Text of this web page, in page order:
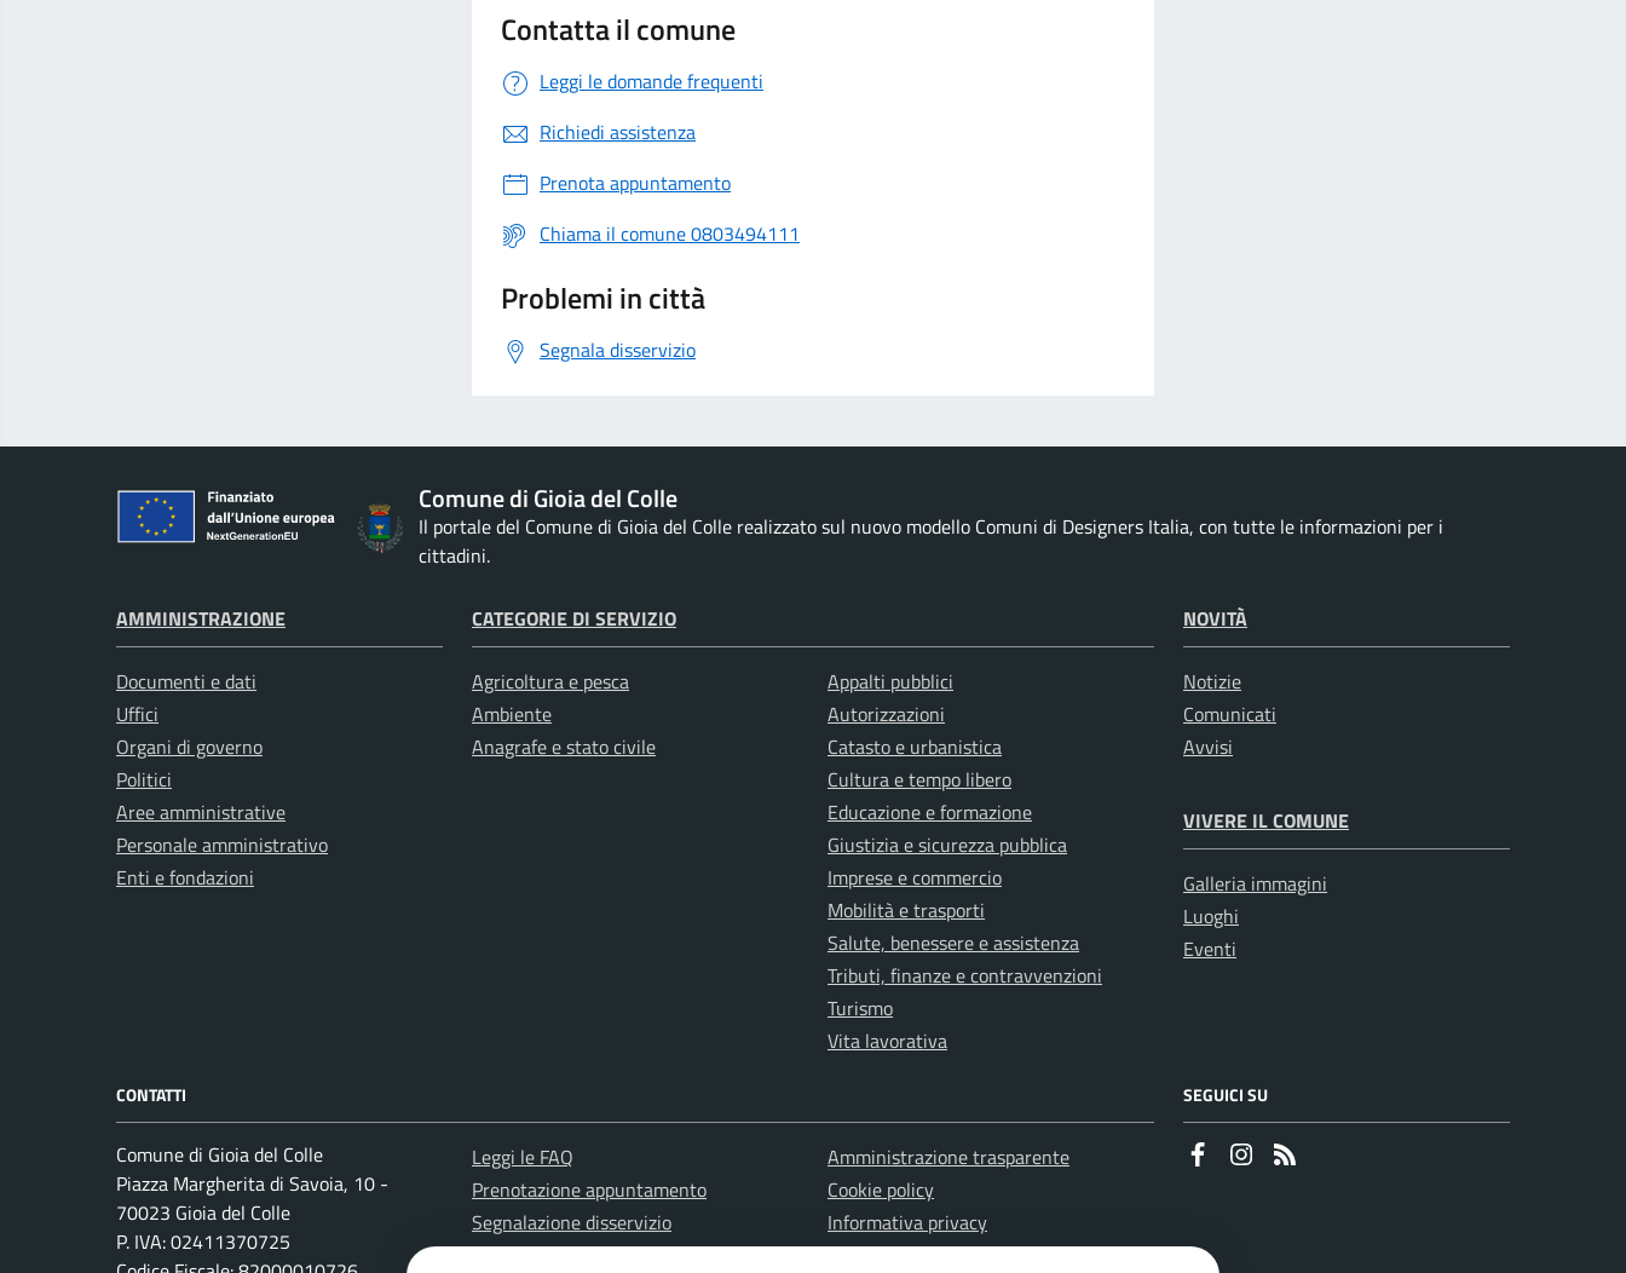
Contatta il comune
Leggi le domande frequenti
Richiedi assistenza
Prenota appuntamento
Chiama il comune 0803494111
Problemi in città
Segnala disservizio
Comune di Gioia del Colle
Il portale del Comune di Gioia del Colle realizzato sul nuovo modello Comuni di Designers Italia, con tutte le informazioni per i
cittadini.
AMMINISTRAZIONE
Documenti e dati
Uffici
Organi di governo
Politici
Aree amministrative
Personale amministrativo
Enti e fondazioni
CATEGORIE DI SERVIZIO
Agricoltura e pesca
Ambiente
Anagrafe e stato civile
Appalti pubblici
Autorizzazioni
Catasto e urbanistica
Cultura e tempo libero
Educazione e formazione
Giustizia e sicurezza pubblica
Imprese e commercio
Mobilità e trasporti
Salute, benessere e assistenza
Tributi, finanze e contravvenzioni
Turismo
Vita lavorativa
NOVITÀ
Notizie
Comunicati
Avvisi
VIVERE IL COMUNE
Galleria immagini
Luoghi
Eventi
CONTATTI
Comune di Gioia del Colle
Piazza Margherita di Savoia, 10 -
70023 Gioia del Colle
P. IVA: 02411370725
Leggi le FAQ
Prenotazione appuntamento
Segnalazione disservizio
Richiesta d'assistenza
Amministrazione trasparente
Cookie policy
Informativa privacy
Note Legali
SEGUICI SU
FaceboookInstagram